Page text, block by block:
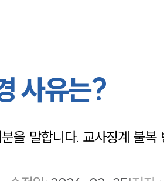
사유는?
을 말합니다. 교사징계 불복